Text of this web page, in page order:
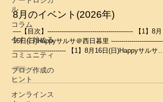
ル
コラム
今すぐ始める
コミュニティ
ブログ作成の
ヒント
オンラインス
間割とは異なります。 詳しくはこちらをご覧くだ
さい。 ーーーーーーーーーーーーーーーーーーー
ーーーーーーーーーーーーーーー 【2】レディース
サルサ振付の開催日 約半年で振付を徐々に完成し
ていきます。 （新しい振付は４月25日(土)からスタ
ートしています） ※発表会は11月1日(日) 振付のレ
ベルは初級レベルですが、ペアーダンス経験に関係
なくやる気があれば初心者でも、どなたでもご参加
です。振付
8月のイベント(2026年)
----【目次】------------------------------------------ 【1】8月
16日(日)Happyサルサ＠西日暮里 ---------------------------
-------------------------- 【1】8月16日(日)Happyサルサ＠
西日暮里 毎月恒例のサルサパーティーです♪初心者
から中級者までみんなで楽しみましょう～♪ 時間：
14:10-16:40(open14:00) 場所：西日暮里スタジオ
サルサムーブ共通チケット１枚 15:20～ソーシャル